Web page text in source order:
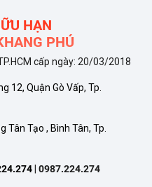
HẠN
PHÚ
cấp ngày: 20/03/2018
12, Quận Gò Vấp, Tp.
Tạo , Bình Tân, Tp.
0987.224.274